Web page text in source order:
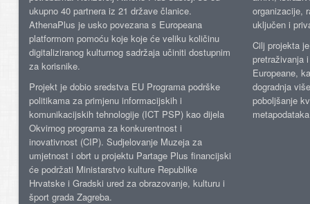
ukupno 40 partnera iz 21 države članice.
AthenaPlus je usko povezana s Europeana
platformom pomoću koje koje će veliku količinu
digitaliziranog kulturnog sadržaja učiniti dostupnim
za korisnike.
Projekt je dobio sredstva EU Programa podrške
politikama za primjenu informacijskih i
komunikacijskih tehnologije (ICT PSP) kao dijela
Okvirnog programa za konkurentnost i
inovativnost (CIP). Sudjelovanje Muzeja za
umjetnost i obrt u projektu Partage Plus financijski
će podržati Ministarstvo kulture Republike
Hrvatske i Gradski ured za obrazovanje, kulturu i
šport grada Zagreba.
organizacije,
uključen i
Cilj projekta
pretraživanja
Europeane,
dogradnja
poboljšanje